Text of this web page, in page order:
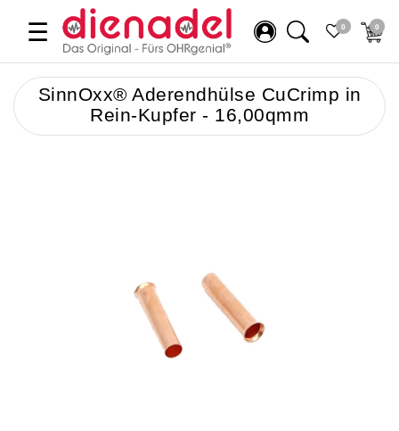
☰ 0 0
SinnOxx® Aderendhülse CuCrimp in
Rein-Kupfer - 16,00qmm